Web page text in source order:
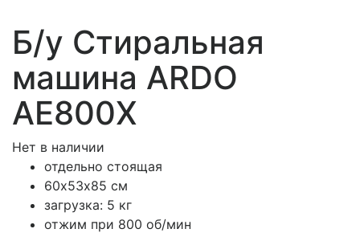
Б/у Стиральная
машина ARDO
AE800X
Нет в наличии
отдельно стоящая
60х53х85 см
загрузка: 5 кг
отжим при 800 об/мин